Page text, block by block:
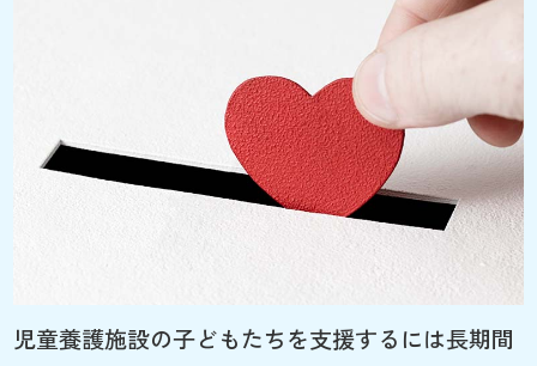
児童養護施設の子どもたちを支援するには長期間